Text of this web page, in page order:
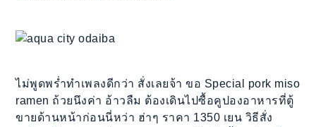
ไม่พูดพร่ำทำเพลงดีกว่า สั่งเลยจ้า ขอ Special pork miso
ramen ถ้วยนึงค่า อ้าวลืม ต้องเดินไปซื้อคูปองอาหารที่ตู้
ขายด้านหน้าก่อนนี่หว่า ฮ่าๆ ราคา 1350 เยน วิธีสั่ง